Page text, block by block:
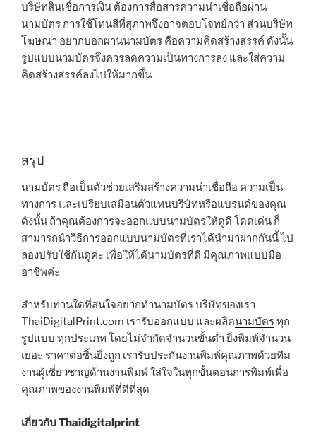
บริษัทสินเชื่อการเงิน ต้องการสื่อสารความน่าเชื่อถือผ่าน
นามบัตร การใช้โทนสีที่สุภาพจึงอาจตอบโจทย์กว่า ส่วนบริษัท
โฆษณา อยากบอกผ่านนามบัตร คือความคิดสร้างสรรค์ ดังนั้น
รูปแบบนามบัตรจึงควรลดความเป็นทางการลง และใส่ความ
คิดสร้างสรรค์ลงไปให้มากขึ้น
สรุป
นามบัตร ถือเป็นตัวช่วยเสริมสร้างความน่าเชื่อถือ ความเป็น
ทางการ และเปรียบเสมือนตัวแทนบริษัทหรือแบรนด์ของคุณ
ดังนั้น ถ้าคุณต้องการจะออกแบบนามบัตรให้ดูดี โดดเด่น ก็
สามารถนำวิธีการออกแบบนามบัตรที่เราได้นำมาฝากกันนี้ ไป
ลองปรับใช้กันดูค่ะ เพื่อให้ได้นามบัตรที่ดี มีคุณภาพแบบมือ
อาชีพค่ะ
สำหรับท่านใดที่สนใจอยากทำนามบัตร บริษัทของเรา
ThaiDigitalPrint.com เรารับออกแบบ และผลิตนามบัตรทุก
รูปแบบ ทุกประเภท โดยไม่จำกัดจำนวนขั้นต่ำ ยิ่งพิมพ์จำนวน
เยอะ ราคาต่อชิ้นยิ่งถูก เรารับประกันงานพิมพ์คุณภาพด้วยทีม
งานผู้เชี่ยวชาญด้านงานพิมพ์ ใส่ใจในทุกขั้นตอนการพิมพ์เพื่อ
คุณภาพของงานพิมพ์ที่ดีที่สุด
เกี่ยวกับ Thaidigitalprint